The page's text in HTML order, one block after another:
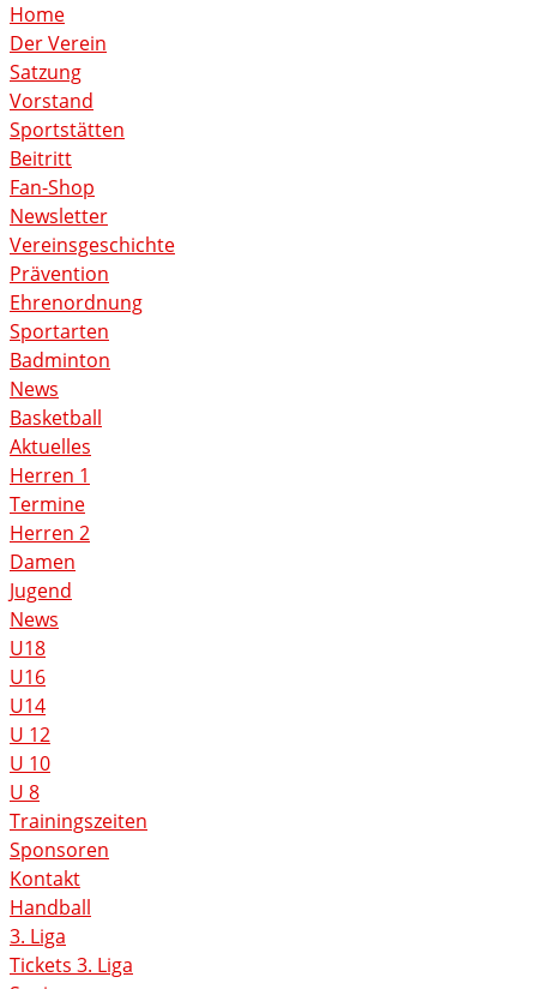
Home
Der Verein
Satzung
Vorstand
Sportstätten
Beitritt
Fan-Shop
Newsletter
Vereinsgeschichte
Prävention
Ehrenordnung
Sportarten
Badminton
News
Basketball
Aktuelles
Herren 1
Termine
Herren 2
Damen
Jugend
News
U18
U16
U14
U 12
U 10
U 8
Trainingszeiten
Sponsoren
Kontakt
Handball
3. Liga
Tickets 3. Liga